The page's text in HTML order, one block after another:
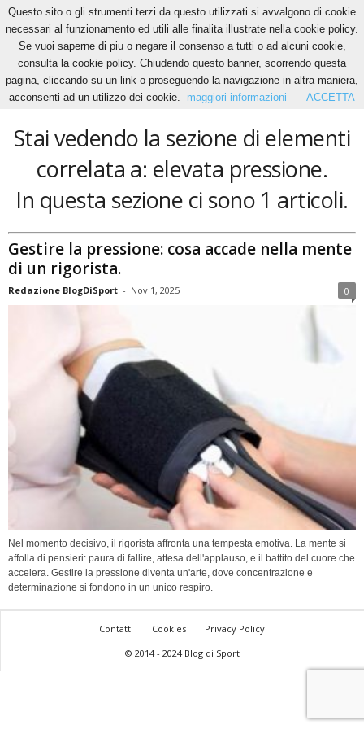
Home Tags Elevata pressione
elevata pressione
Stai vedendo la sezione di elementi
correlata a: elevata pressione.
In questa sezione ci sono 1 articoli.
Gestire la pressione: cosa accade nella mente
di un rigorista.
Redazione BlogDiSport - Nov 1, 2025 0
Nel momento decisivo, il rigorista affronta una tempesta emotiva. La mente si
affolla di pensieri: paura di fallire, attesa dell'applauso, e il battito del cuore che
accelera. Gestire la pressione diventa un'arte, dove concentrazione e
determinazione si fondono in un unico respiro.
Contatti Cookies
Privacy Policy
© 2014 - 2024 Blog di Sport
Questo sito o gli strumenti terzi da questo utilizzati si avvalgono di cookie
necessari al funzionamento ed utili alle finalita illustrate nella cookie policy.
Se vuoi saperne di piu o negare il consenso a tutti o ad alcuni cookie,
consulta la cookie policy. Chiudendo questo banner, scorrendo questa
pagina, cliccando su un link o proseguendo la navigazione in altra maniera,
acconsenti ad un utilizzo dei cookie.
maggiori informazioni ACCETTA